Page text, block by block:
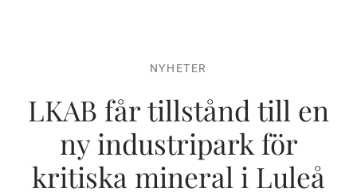
NYHETER
LKAB får tillstånd till en
ny industripark för
kritiska mineral i Luleå